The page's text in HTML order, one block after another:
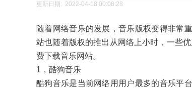
更新日期: 2022-04-18 00:08:28
随着网络音乐的发展，音乐版权变得非常
站也随着版权的推出从网络上小时，一些
费下载音乐网站。
1，酷狗音乐
酷狗音乐是当前网络用用户最多的音乐平